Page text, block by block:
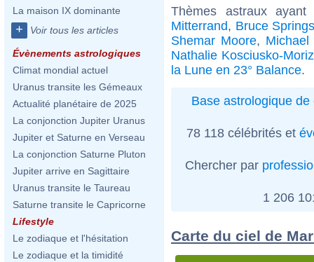
La maison IX dominante
+ Voir tous les articles
Évènements astrologiques
Climat mondial actuel
Uranus transite les Gémeaux
Actualité planétaire de 2025
La conjonction Jupiter Uranus
Jupiter et Saturne en Verseau
La conjonction Saturne Pluton
Jupiter arrive en Sagittaire
Uranus transite le Taureau
Saturne transite le Capricorne
Lifestyle
Le zodiaque et l'hésitation
Le zodiaque et la timidité
Thèmes astraux
Mitterrand, Bruce
Shemar Moore, Michael
Nathalie Kosciusko-
la Lune en 23° Balance.
Base astrologique de
78 118 célébrités et
Chercher par
1 206
Carte du ciel de